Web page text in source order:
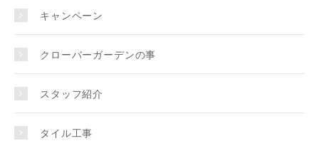
キャンペーン
クローバーガーデンの事
スタッフ紹介
タイル工事